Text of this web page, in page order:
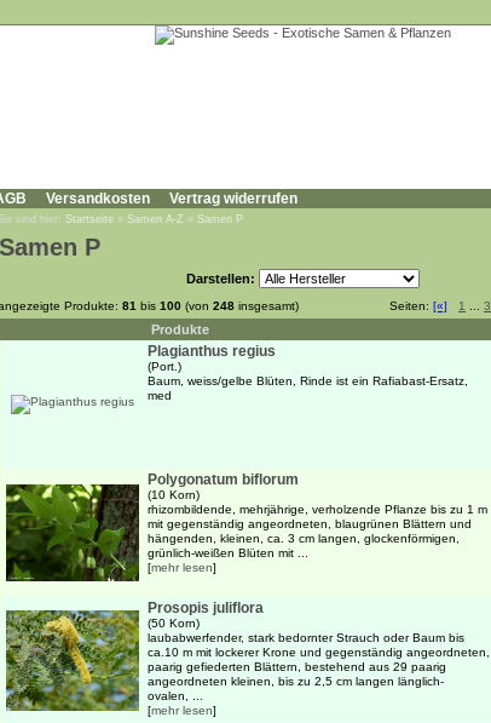
Versandkosten Vertrag widerrufen
sind hier: Startseite » Samen A-Z » Samen P
Samen P
Darstellen:
Produkte: 81 bis 100 (von 248 insgesamt) Seiten: [«] 1 3
Produkte
Plagianthus regius
(Port.)
Baum, weiss/gelbe Blüten, Rinde ist ein Rafiabast-Ersatz,
med
Polygonatum biflorum
(10 Korn)
rhizombildende, mehrjährige, verholzende Pflanze bis zu 1 m
mit gegenständig angeordneten, blaugrünen Blättern und
hängenden, kleinen, ca. 3 cm langen, glockenförmigen,
grünlich-weißen Blüten mit ...
[mehr lesen]
Prosopis juliflora
(50 Korn)
laubabwerfender, stark bedornter Strauch oder Baum bis
ca.10 m mit lockerer Krone und gegenständig angeordneten,
paarig gefiederten Blättern, bestehend aus 29 paarig
angeordneten kleinen, bis zu 2,5 cm langen länglich-
ovalen, ...
[mehr lesen]